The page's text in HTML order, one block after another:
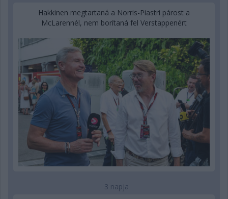
Hakkinen megtartaná a Norris-Piastri párost a
McLarennél, nem borítaná fel Verstappenért
3 napja